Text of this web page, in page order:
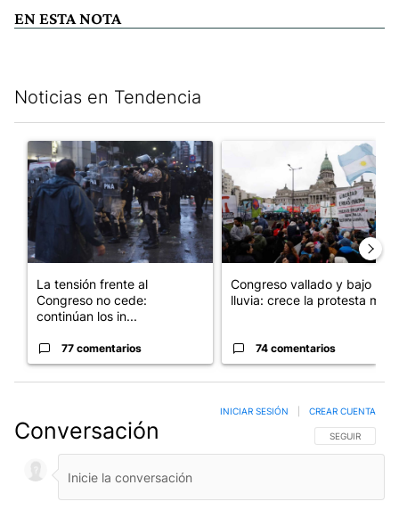
EN ESTA NOTA
Noticias en Tendencia
Un artículo de tendencia con el título "La tensión frente al
La tensión frente al
Congreso no cede:
continúan los in...
77 comentarios
Un artículo de tendencia
Congreso vallado y bajo la
lluvia: crece la protesta mi...
74 comentarios
Conversación SIGA ESTA
SEGUIR
INICIAR SESIÓN CREAR CUENTA